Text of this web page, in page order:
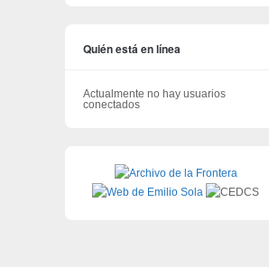
Quién está en línea
Actualmente no hay usuarios
conectados